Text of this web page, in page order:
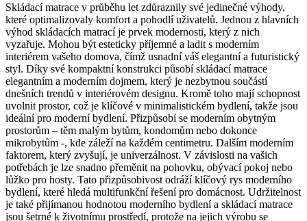
Skládací matrace v průběhu let zdůraznily své jedinečné výhody,
které optimalizovaly komfort a pohodlí uživatelů. Jednou z hlavních
výhod skládacích matrací je prvek modernosti, který z nich
vyzařuje. Mohou být esteticky příjemné a ladit s moderním
interiérem vašeho domova, čímž usnadní váš elegantní a futuristický
styl. Díky své kompaktní konstrukci působí skládací matrace
elegantním a moderním dojmem, který je nezbytnou součástí
dnešních trendů v interiérovém designu. Kromě toho mají schopnost
uvolnit prostor, což je klíčové v minimalistickém bydlení, takže jsou
ideální pro moderní bydlení. Přizpůsobí se moderním obytným
prostorům – těm malým bytům, kondomům nebo dokonce
mikrobytům -, kde záleží na každém centimetru. Dalším moderním
faktorem, který zvyšují, je univerzálnost. V závislosti na vašich
potřebách je lze snadno přeměnit na pohovku, obývací pokoj nebo
lůžko pro hosty. Tato přizpůsobivost odráží klíčový rys moderního
bydlení, které hledá multifunkční řešení pro domácnost. Udržitelnost
je také přijímanou hodnotou moderního bydlení a skládací matrace
jsou šetrné k životnímu prostředí, protože na jejich výrobu se